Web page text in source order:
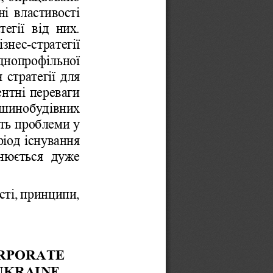
властивості
тегії від них.
-стратегії
стратегії для
переваги
проблеми у
існування
дуже
принципи,